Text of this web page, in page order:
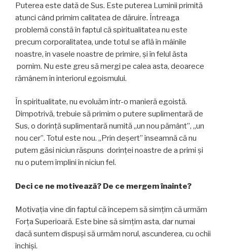
Puterea este dată de Sus. Este puterea Luminii primită
atunci când primim calitatea de dăruire. Întreaga
problemă constă în faptul că spiritualitatea nu este
precum corporalitatea, unde totul se află în mâinile
noastre, în vasele noastre de primire, și în felul ăsta
pornim. Nu este greu să mergi pe calea asta, deoarece
rămânem în interiorul egoismului.
În spiritualitate, nu evoluăm într-o manieră egoistă.
Dimpotrivă, trebuie să primim o putere suplimentară de
Sus, o dorință suplimentară numită „un nou pământ”, „un
nou cer”. Totul este nou. „Prin deșert” înseamnă că nu
putem găsi niciun răspuns dorinţei noastre de a primi și
nu o putem împlini în niciun fel.
Deci ce ne motivează? De ce mergem înainte?
Motivația vine din faptul că începem să simțim că urmăm
Forța Superioară. Este bine să simţim asta, dar numai
dacă suntem dispuși să urmăm norul, ascunderea, cu ochii
închiși.